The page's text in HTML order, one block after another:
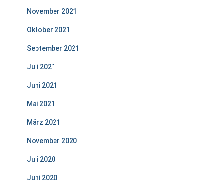
November 2021
Oktober 2021
September 2021
Juli 2021
Juni 2021
Mai 2021
März 2021
November 2020
Juli 2020
Juni 2020